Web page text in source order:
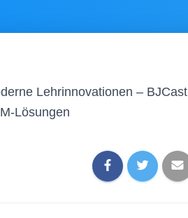
Lehrinnovationen – BJCast
Lösungen